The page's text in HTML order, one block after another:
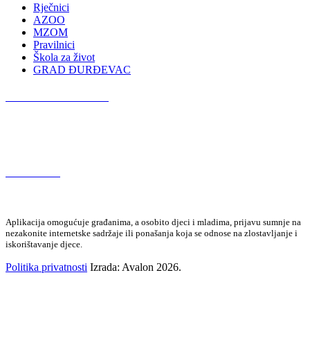
Rječnici
AZOO
MZOM
Pravilnici
Škola za život
GRAD ĐURĐEVAC
Aplikacija omogućuje građanima, a osobito djeci i mladima, prijavu sumnje na
nezakonite internetske sadržaje ili ponašanja koja se odnose na zlostavljanje i
iskorištavanje djece.
Politika privatnosti Izrada: Avalon 2026.